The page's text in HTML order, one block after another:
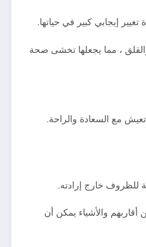
إيجابي كبير في حياتها.
والقلق ، مما يجعلها تخشى صحة
مع السعادة والراحة.
للظروف خارج إرادته.
والأشياء يمكن أن